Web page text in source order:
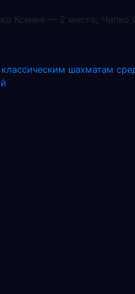
Ксения — 2 место; Чипко
шахматам